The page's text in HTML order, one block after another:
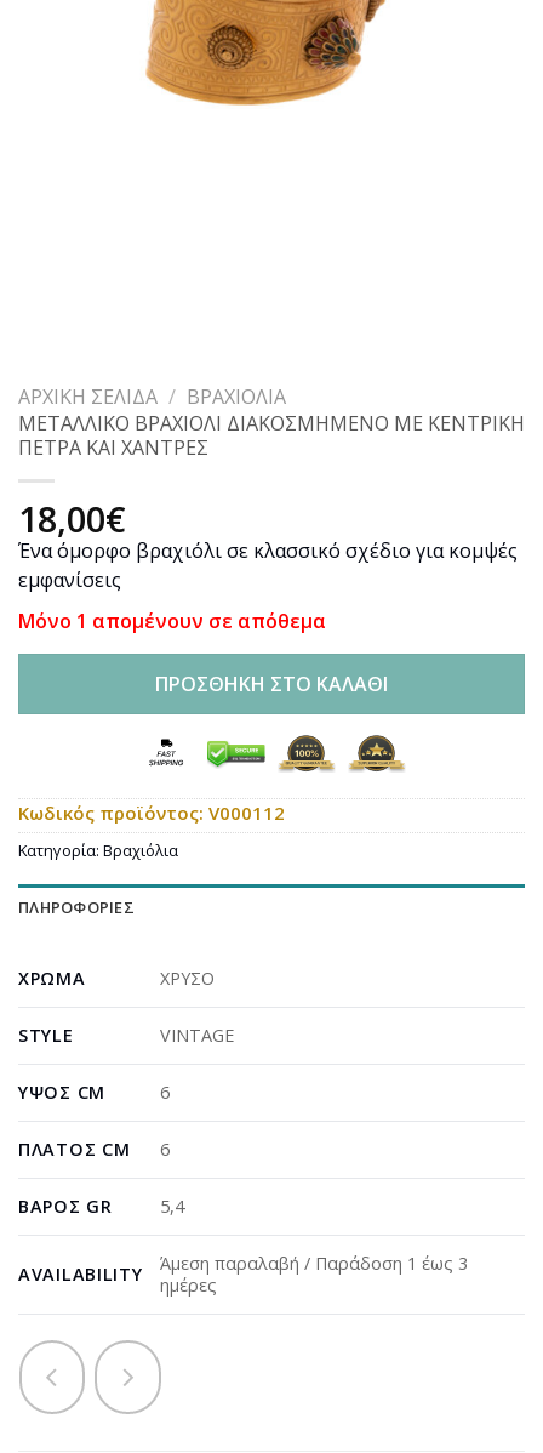
ΑΡΧΙΚΉ ΣΕΛΊΔΑ / ΒΡΑΧΙΌΛΙΑ
ΜΕΤΑΛΛΙΚΟ ΒΡΑΧΙΟΛΙ ΔΙΑΚΟΣΜΗΜΕΝΟ ΜΕ ΚΕΝΤΡΙΚΗ
ΠΕΤΡΑ ΚΑΙ ΧΑΝΤΡΕΣ
18,00€
Ένα όμορφο βραχιόλι σε κλασσικό σχέδιο για κομψές
εμφανίσεις
Μόνο 1 απομένουν σε απόθεμα
ΠΡΟΣΘΉΚΗ ΣΤΟ ΚΑΛΆΘΙ
Κωδικός προϊόντος: V000112
Κατηγορία: Βραχιόλια
ΠΛΗΡΟΦΟΡΊΕΣ
ΧΡΏΜΑ ΧΡΥΣΟ
STYLE VINTAGE
ΎΨΟΣ CM 6
ΠΛΆΤΟΣ CM 6
ΒΆΡΟΣ GR 5,4
AVAILABILITY
Άμεση παραλαβή / Παράδοση 1 έως 3
ημέρες